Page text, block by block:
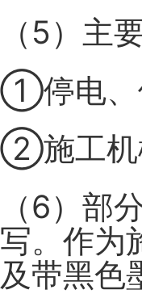
（5）主
①停电、
②施工机
（6）部
写。 作为
及带黑色